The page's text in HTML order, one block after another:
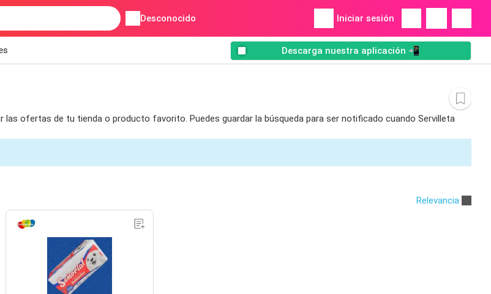
Desconocido Iniciar sesión
Descarga nuestra aplicación 📲
ofertas de tu tienda o producto favorito. Puedes guardar la búsqueda para ser notificado cuando Servilleta
Relevancia